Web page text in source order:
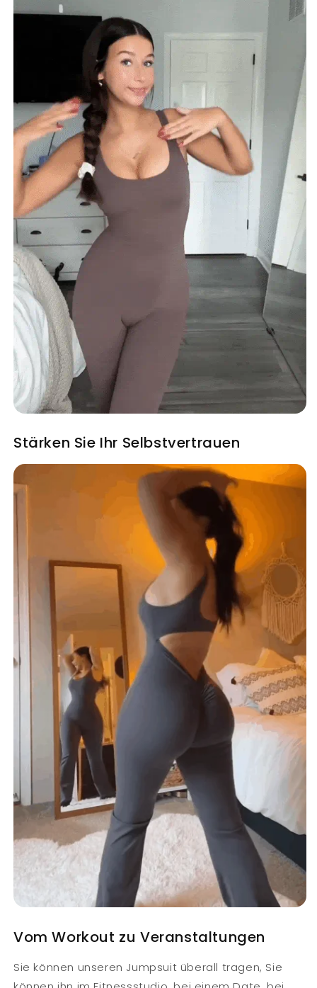
Stärken Sie Ihr Selbstvertrauen
Vom Workout zu Veranstaltungen
Sie können unseren Jumpsuit überall tragen, Sie